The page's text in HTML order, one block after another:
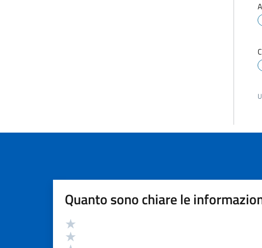
Quanto sono chiare le
Valutazione